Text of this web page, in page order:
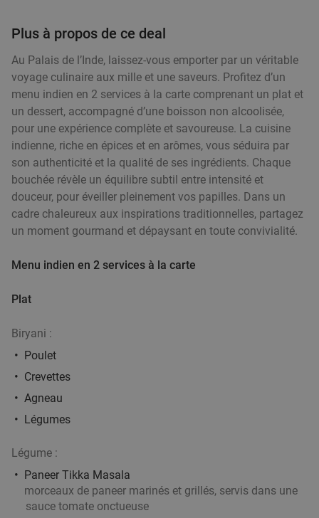
35%
2-gangen keuzediner in Moeskroen
Aujourd'hui Demain Me Je
Ve
Mensé - Mouscron
Moeskroen
21 min.directions_car
Vendu : 32 Régulier 38 ,15€
24,90
2- of 3-gangen keuzelunch of -diner bij O'Hazar
à partager à Tournai
Aujourd'hui Demain
Magritte Tournai
Plus à propos de ce deal
Au Palais de l’Inde, laissez-vous emporter par un véritable
voyage culinaire aux mille et une saveurs. Profitez d’un
menu indien en 2 services à la carte comprenant un plat et
un dessert, accompagné d’une boisson non alcoolisée,
pour une expérience complète et savoureuse. La cuisine
indienne, riche en épices et en arômes, vous séduira par
son authenticité et la qualité de ses ingrédients. Chaque
bouchée révèle un équilibre subtil entre intensité et
douceur, pour éveiller pleinement vos papilles. Dans un
cadre chaleureux aux inspirations traditionnelles, partagez
un moment gourmand et dépaysant en toute convivialité.
Menu indien en 2 services à la carte
Plat
Biryani :
Poulet
Crevettes
Agneau
Légumes
Légume :
Paneer Tikka Masala
morceaux de paneer marinés et grillés, servis dans une
sauce tomate onctueuse